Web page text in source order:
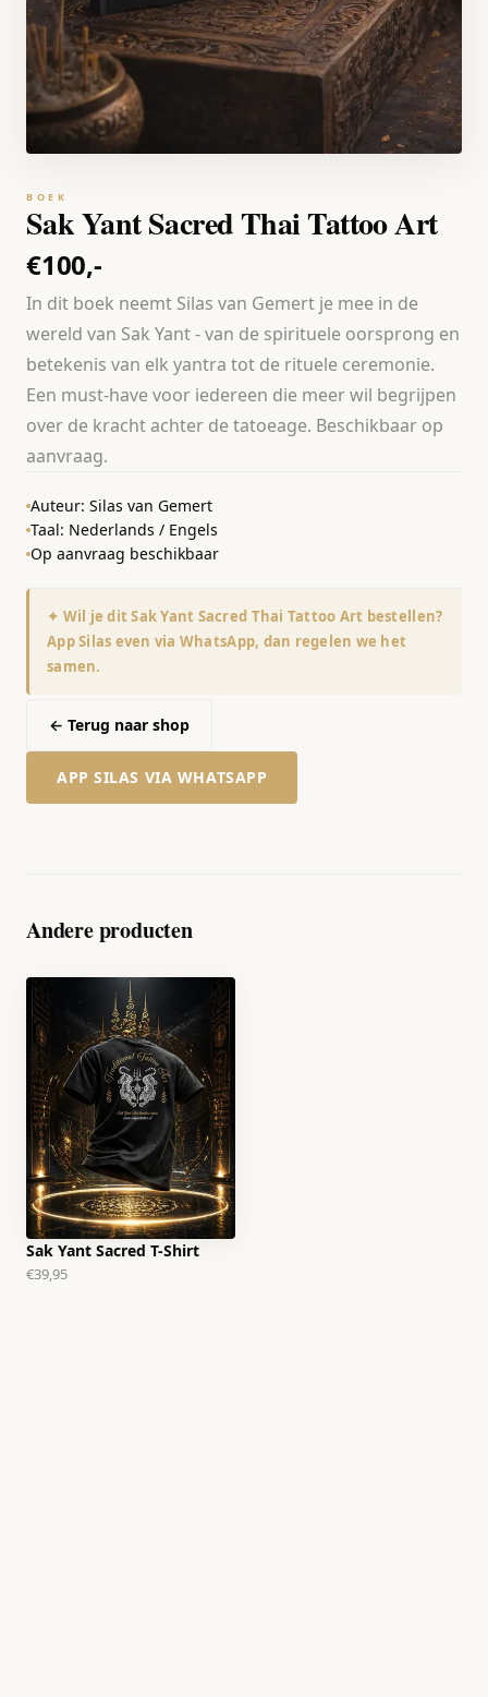
BOEK
Sak Yant Sacred Thai Tattoo Art
€100,-
In dit boek neemt Silas van Gemert je mee in de
wereld van Sak Yant - van de spirituele oorsprong en
betekenis van elk yantra tot de rituele ceremonie.
Een must-have voor iedereen die meer wil begrijpen
over de kracht achter de tatoeage. Beschikbaar op
aanvraag.
Auteur: Silas van Gemert
Taal: Nederlands / Engels
Op aanvraag beschikbaar
✦ Wil je dit Sak Yant Sacred Thai Tattoo Art bestellen?
App Silas even via WhatsApp, dan regelen we het
samen.
← Terug naar shop
APP SILAS VIA WHATSAPP
Andere producten
Sak Yant Sacred T-Shirt
€39,95